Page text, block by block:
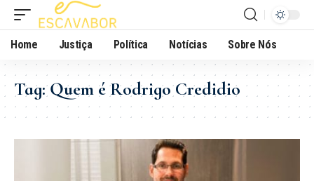
Home Justiça Política Notícias Sobre Nós
Tag:Quem é Rodrigo Credidio